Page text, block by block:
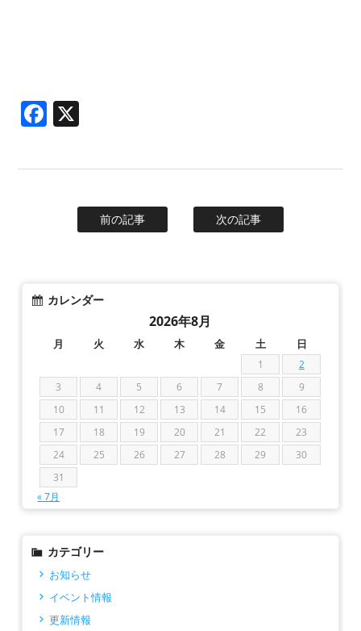
Facebook
前の記事 次の記事
カレンダー
2026年8月
月 火 水 木 金 土 日
1
2
3
4 5 6 7 8
9
10
11 12 13 14 15
16
17
18 19 20 21 22
23
24
25 26 27 28 29
30
31
« 7月
カテゴリー
お知らせ
イベント情報
更新情報